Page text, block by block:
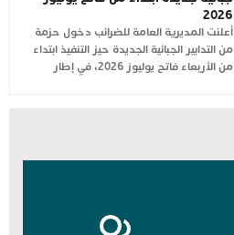
2026
أعلنت المديرية العامة للضرائب دخول حزمة
من التدابير الجبائية الجديدة حيز التنفيذ ابتداء
من الأربعاء فاتح يوليوز 2026، في إطار